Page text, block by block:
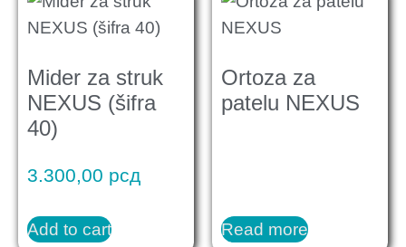
Mider za struk
NEXUS (šifra
40)
3.300,00 рсд
Add to cart
Ortoza za
patelu NEXUS
Read more